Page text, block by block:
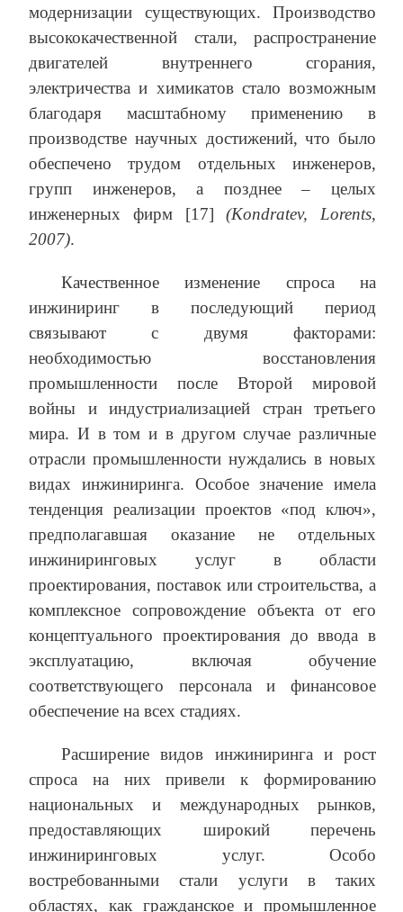
модернизации существующих. Производство
высококачественной стали, распространение
двигателей внутреннего сгорания,
электричества и химикатов стало возможным
благодаря масштабному применению в
производстве научных достижений, что было
обеспечено трудом отдельных инженеров,
групп инженеров, а позднее – целых
инженерных фирм [17](Kondratev, Lorents,
2007).
Качественное изменение спроса на
инжиниринг в последующий период
связывают с двумя факторами:
необходимостью восстановления
промышленности после Второй мировой
войны и индустриализацией стран третьего
мира. И в том и в другом случае различные
отрасли промышленности нуждались в новых
видах инжиниринга. Особое значение имела
тенденция реализации проектов «под ключ»,
предполагавшая оказание не отдельных
инжиниринговых услуг в области
проектирования, поставок или строительства, а
комплексное сопровождение объекта от его
концептуального проектирования до ввода в
эксплуатацию, включая обучение
соответствующего персонала и финансовое
обеспечение на всех стадиях.
Расширение видов инжиниринга и рост
спроса на них привели к формированию
национальных и международных рынков,
предоставляющих широкий перечень
инжиниринговых услуг. Особо
востребованными стали услуги в таких
областях, как гражданское и промышленное